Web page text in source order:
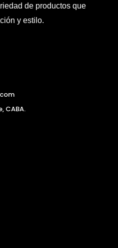
de productos que
y estilo.
CABA.